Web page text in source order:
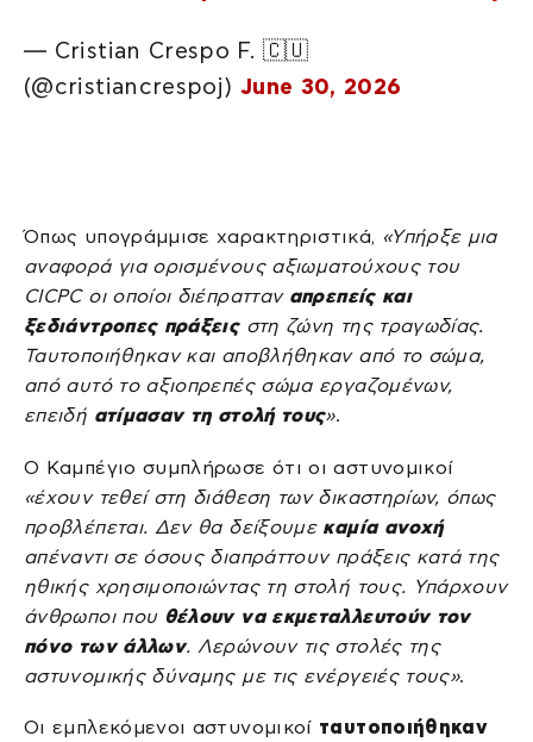
— Cristian Crespo F. 🇨🇺
(@cristiancrespoj) June 30, 2026
Όπως υπογράμμισε χαρακτηριστικά, «Υπήρξε μια
αναφορά για ορισμένους αξιωματούχους του
CICPC οι οποίοι διέπρατταν απρεπείς και
ξεδιάντροπες πράξειςστη ζώνη της τραγωδίας.
Ταυτοποιήθηκαν και αποβλήθηκαν από το σώμα,
από αυτό το αξιοπρεπές σώμα εργαζομένων,
επειδή ατίμασαν τη στολή τους».
Ο Καμπέγιο συμπλήρωσε ότι οι αστυνομικοί
«έχουν τεθεί στη διάθεση των δικαστηρίων, όπως
προβλέπεται. Δεν θα δείξουμε καμία ανοχή
απέναντι σε όσους διαπράττουν πράξεις κατά της
ηθικής χρησιμοποιώντας τη στολή τους. Υπάρχουν
άνθρωποι που θέλουν να εκμεταλλευτούν τον
πόνο των άλλων. Λερώνουν τις στολές της
αστυνομικής δύναμης με τις ενέργειές τους».
Οι εμπλεκόμενοι αστυνομικοί ταυτοποιήθηκαν